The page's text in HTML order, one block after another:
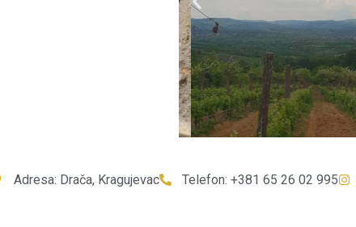
Adresa: Drača, Kragujevac Telefon: +381 65 26 02 995